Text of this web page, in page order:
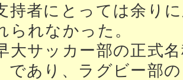
持者にとっては余り
られなかった。
大サッカー部の正式
であり、ラグビー部